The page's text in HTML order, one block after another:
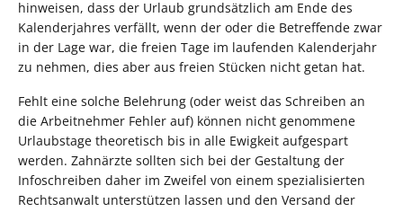
hinweisen, dass der Urlaub grundsätzlich am Ende des
Kalenderjahres verfällt, wenn der oder die Betreffende zwar
in der Lage war, die freien Tage im laufenden Kalenderjahr
zu nehmen, dies aber aus freien Stücken nicht getan hat.
Fehlt eine solche Belehrung (oder weist das Schreiben an
die Arbeitnehmer Fehler auf) können nicht genommene
Urlaubstage theoretisch bis in alle Ewigkeit aufgespart
werden. Zahnärzte sollten sich bei der Gestaltung der
Infoschreiben daher im Zweifel von einem spezialisierten
Rechtsanwalt unterstützen lassen und den Versand der